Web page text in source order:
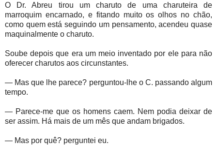
O Dr. Abreu tirou um charuto de uma charuteira de
marroquim encarnado, e fitando muito os olhos no chão,
como quem está seguindo um pensamento, acendeu quase
maquinalmente o charuto.
Soube depois que era um meio inventado por ele para não
oferecer charutos aos circunstantes.
— Mas que lhe parece? perguntou-lhe o C. passando algum
tempo.
— Parece-me que os homens caem. Nem podia deixar de
ser assim. Há mais de um mês que andam brigados.
— Mas por quê? perguntei eu.